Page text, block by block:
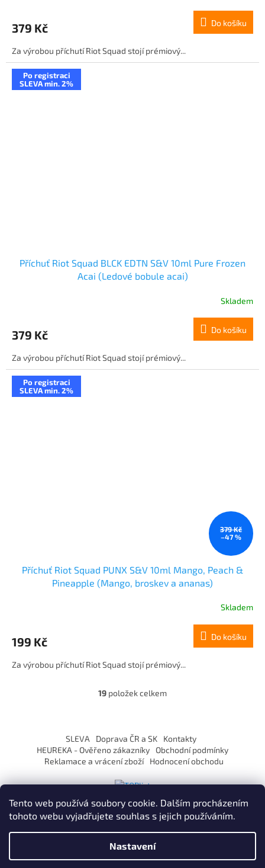
Tento web používá soubory cookie. Dalším procházením
tohoto webu vyjadřujete souhlas s jejich používáním.
Nastavení
379 Kč Do košíku
Za výrobou příchutí Riot Squad stojí prémiový...
Po registraci
SLEVA min. 2%
Příchuť Riot Squad BLCK EDTN S&V 10ml Pure Frozen
Acai (Ledové bobule acai)
Skladem
379 Kč Do košíku
Za výrobou příchutí Riot Squad stojí prémiový...
Po registraci
SLEVA min. 2%
379 Kč
–47 %
Příchuť Riot Squad PUNX S&V 10ml Mango, Peach &
Pineapple (Mango, broskev a ananas)
Skladem
199 Kč Do košíku
Za výrobou příchutí Riot Squad stojí prémiový...
O
á
d
a
c
í
p
r
v
k
y
v
19 položek celkem
í
SLEVA Doprava ČR a SK
Kontakty
HEUREKA - Ověřeno zákazníky
Obchodní podmínky
Reklamace a vrácení zboží
Hodnocení obchodu